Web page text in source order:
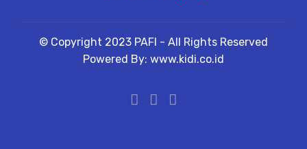
© Copyright 2023 PAFI - All Rights Reserved
Powered By: www.kidi.co.id